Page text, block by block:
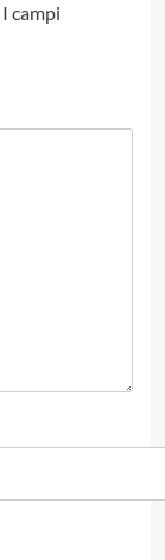
I campi